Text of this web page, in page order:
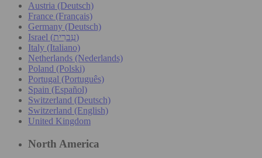
Austria (Deutsch)
France (Français)
Germany (Deutsch)
Israel (עִברִית)
Italy (Italiano)
Netherlands (Nederlands)
Poland (Polski)
Portugal (Português)
Spain (Español)
Switzerland (Deutsch)
Switzerland (English)
United Kingdom
North America